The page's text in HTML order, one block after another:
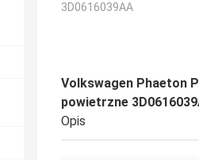
3D0616039AA
Volkswagen Phaeton
powietrzne
Opis